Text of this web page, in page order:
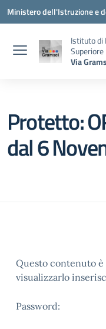
Vai ai contenuti
Vai al menu di navigazione
Vai al footer
Ministero dell'Istruzione e
Istituto di
Superiore
Via
Protetto:
dal 6
Questo contenuto
visualizzarlo
Password: